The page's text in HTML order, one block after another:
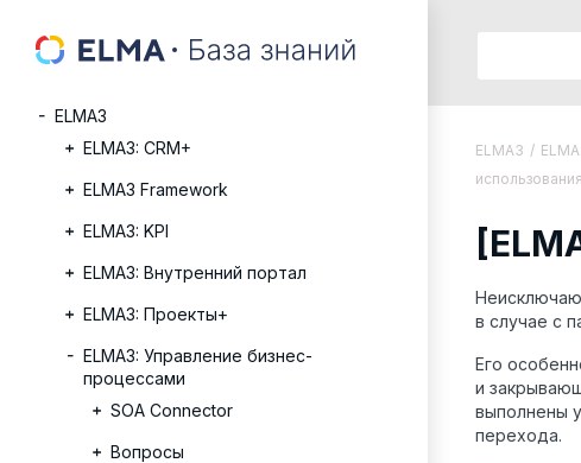
ELMA3
ELMA3: CRM+
ELMA3 Framework
ELMA3: KPI
ELMA3: Внутренний портал
ELMA3: Проекты+
ELMA3: Управление бизнес-
процессами
SOA Connector
Вопросы
ELMA3 /
в случае с
Его
и
выполнены
перехода.